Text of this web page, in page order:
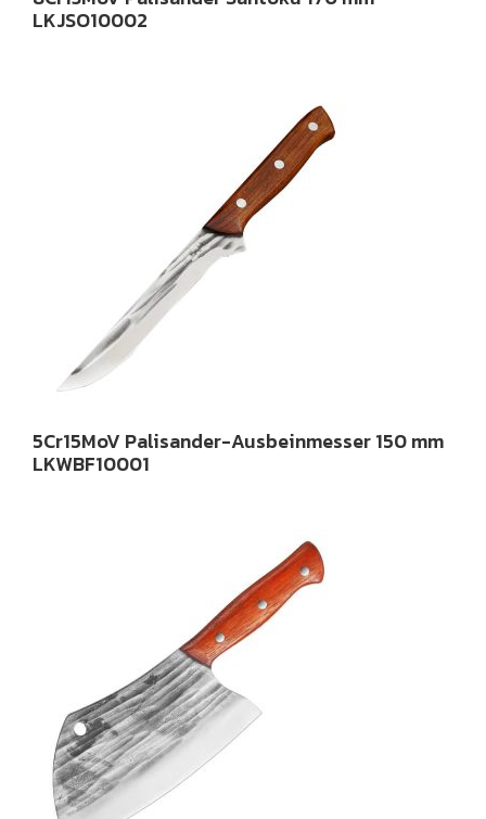
LKJSO10002
5Cr15MoV Palisander-Ausbeinmesser 150 mm
LKWBF10001